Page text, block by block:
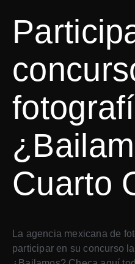
Cuarto
La agencia mexicana de
participar en su concurso